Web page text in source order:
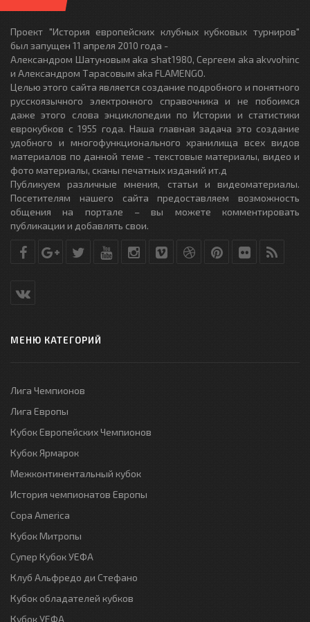
Проект "История европейских клубных кубковых турниров"
был запущен 11 апреля 2010 года -
Александром Шатуновым aka shat1980, Сергеем aka akvvohinc
и Александром Тарасовым aka FLAMENGO.
Целью этого сайта является создание подробного и понятного
русскоязычного электронного справочника и не побоимся
даже этого слова энциклопедии по Истории и статистики
еврокубков с 1955 года. Наша главная задача это создание
удобного и многофункционального хранилища всех видов
материалов по данной теме - текстовые материалы, видео и
фото материалы, сканы печатных изданий ит.д
Публикуем различные мнения, статьи и видеоматериалы.
Посетителям нашего сайта предоставляем возможность
общения на портале – вы можете комментировать
публикации и добавлять свои.
МЕНЮ КАТЕГОРИЙ
Лига Чемпионов
Лига Европы
Кубок Европейских Чемпионов
Кубок Ярмарок
Межконтинентальный кубок
История чемпионатов Европы
Copa America
Кубок Митропы
Супер Кубок УЕФА
Клуб Альфредо ди Стефано
Кубок обладателей кубков
Кубок УЕФА